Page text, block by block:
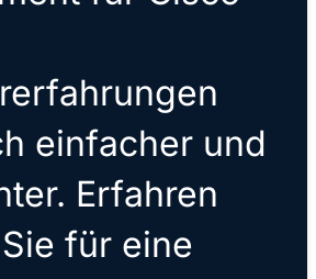
einfacher und
Erfahren
für eine